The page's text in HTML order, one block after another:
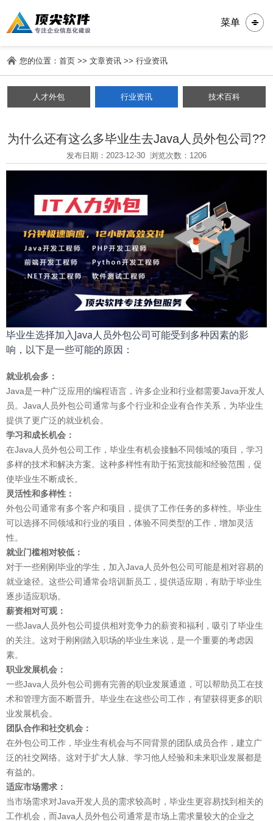
菜单
您的位置：首页 >>文章资讯 >>行业资讯
人才外包 行业资讯 技术百科
为什么还有这么多毕业生去Java人员外包公司??
发布日期：2023-12-30 浏览次数：1206
毕业生选择加入Java人员外包公司可能受到多种因素的影
响，以下是一些可能的原因：
就业机会多：
Java是一种广泛应用的编程语言，许多企业和行业都需要Java开发人
员。Java人员外包公司通常与多个行业和企业有合作关系，为毕业生
提供了更广泛的就业机会。
学习和成长机会：
在Java人员外包公司工作，毕业生有机会接触不同领域的项目，学习
多样的技术和解决方案。这种多样性有助于拓宽技能和经验范围，促
使毕业生不断成长。
灵活性和多样性：
外包公司通常有多个客户和项目，提供了工作任务的多样性。毕业生
可以选择不同领域和行业的项目，体验不同类型的工作，增加灵活
性。
就业门槛相对较低：
对于一些刚刚毕业的学生，加入Java人员外包公司可能是相对容易的
就业途径。这些公司通常会培训新员工，提供适应期，有助于毕业生
逐步适应职场。
薪资相对可观：
一些Java人员外包公司提供相对竞争力的薪资和福利，吸引了毕业生
的关注。这对于刚刚踏入职场的毕业生来说，是一个重要的考虑因
素。
职业发展机会：
一些Java人员外包公司拥有完善的职业发展通道，可以帮助员工在技
术和管理方面不断晋升。毕业生在这些公司工作，有望获得更多的职
业发展机会。
团队合作和社交机会：
在外包公司工作，毕业生有机会与不同背景的团队成员合作，建立广
泛的社交网络。这对于扩大人脉、学习他人经验和未来职业发展都是
有益的。
适应市场需求：
当市场需求对Java开发人员的需求较高时，毕业生更容易找到相关的
工作机会，而Java人员外包公司通常是市场上需求量较大的企业之